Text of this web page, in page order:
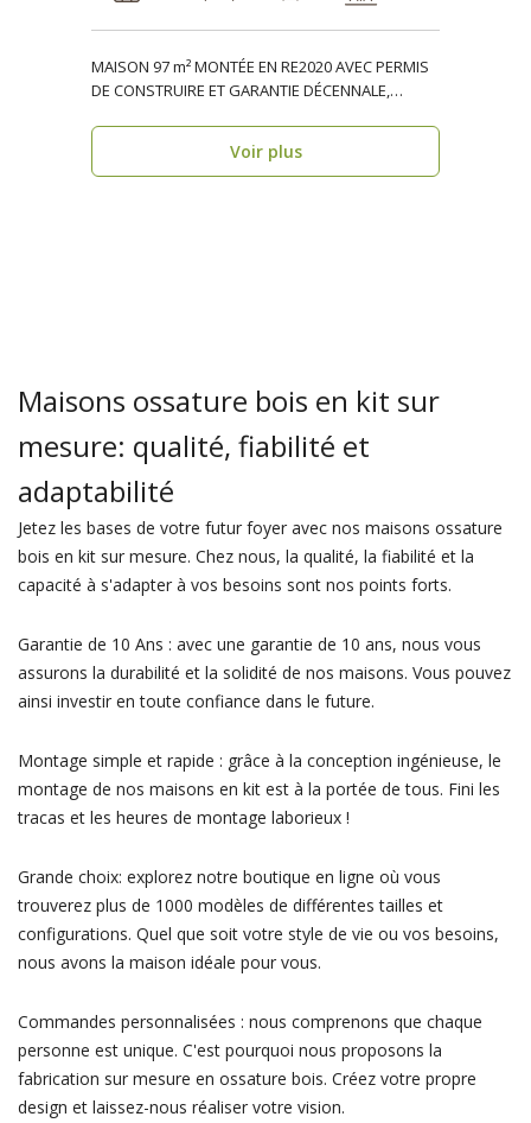
MAISON 97 m² MONTÉE EN RE2020 AVEC PERMIS
DE CONSTRUIRE ET GARANTIE DÉCENNALE,
Voir plus
Maisons ossature bois en kit sur
mesure: qualité, fiabilité et
adaptabilité
Jetez les bases de votre futur foyer avec nos maisons ossature
bois en kit sur mesure. Chez nous, la qualité, la fiabilité et la
capacité à s'adapter à vos besoins sont nos points forts.
Garantie de 10 Ans : avec une garantie de 10 ans, nous vous
assurons la durabilité et la solidité de nos maisons. Vous pouvez
ainsi investir en toute confiance dans le future.
Montage simple et rapide : grâce à la conception ingénieuse, le
montage de nos maisons en kit est à la portée de tous. Fini les
tracas et les heures de montage laborieux !
Grande choix: explorez notre boutique en ligne où vous
trouverez plus de 1000 modèles de différentes tailles et
configurations. Quel que soit votre style de vie ou vos besoins,
nous avons la maison idéale pour vous.
Commandes personnalisées : nous comprenons que chaque
personne est unique. C'est pourquoi nous proposons la
fabrication sur mesure en ossature bois. Créez votre propre
design et laissez-nous réaliser votre vision.